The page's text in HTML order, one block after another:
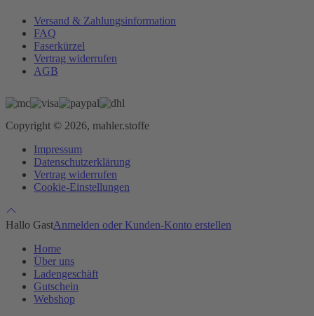
Versand & Zahlungsinformation
FAQ
Faserkürzel
Vertrag widerrufen
AGB
Copyright © 2026, mahler.stoffe
Impressum
Datenschutzerklärung
Vertrag widerrufen
Cookie-Einstellungen
Hallo GastAnmelden oder Kunden-Konto erstellen
Home
Über uns
Ladengeschäft
Gutschein
Webshop